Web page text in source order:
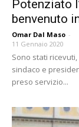
Potenziato
benvenuto
Omar Dal Maso -
11 Gennaio 2020
Sono stati
sindaco e
preso servizio...